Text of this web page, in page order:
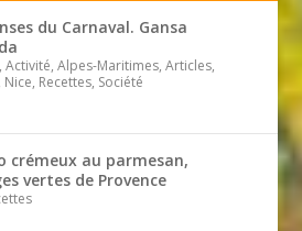
du Carnaval. Gansa
Activité, Alpes-Maritimes, Articles,
Recettes, Société
crémeux au parmesan,
vertes de Provence